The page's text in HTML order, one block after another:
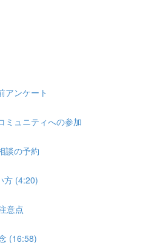
アンケート
ミュニティへの参加
談の予約
方 (4:20)
意点
(16:58)